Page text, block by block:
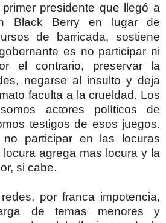
presidente que llegó a
Black Berry en lugar de
de barricada, sostiene
es no participar ni
el contrario, preservar la
negarse al insulto y deja
faculta a la crueldad. Los
actores políticos de
testigos de esos juegos.
participar en las locuras
agrega mas locura y la
si cabe.
por franca impotencia,
de temas menores y